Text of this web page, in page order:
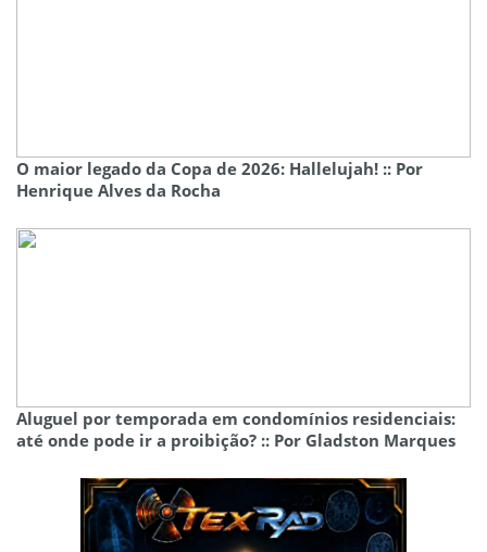
O maior legado da Copa de 2026: Hallelujah! :: Por
Henrique Alves da Rocha
Aluguel por temporada em condomínios residenciais:
até onde pode ir a proibição? :: Por Gladston Marques